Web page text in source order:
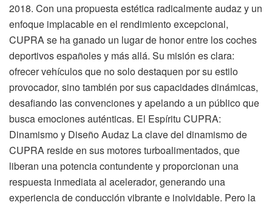
2018. Con una propuesta estética radicalmente audaz y un
enfoque implacable en el rendimiento excepcional,
CUPRA se ha ganado un lugar de honor entre los coches
deportivos españoles y más allá. Su misión es clara:
ofrecer vehículos que no solo destaquen por su estilo
provocador, sino también por sus capacidades dinámicas,
desafiando las convenciones y apelando a un público que
busca emociones auténticas. El Espíritu CUPRA:
Dinamismo y Diseño Audaz La clave del dinamismo de
CUPRA reside en sus motores turboalimentados, que
liberan una potencia contundente y proporcionan una
respuesta inmediata al acelerador, generando una
experiencia de conducción vibrante e inolvidable. Pero la